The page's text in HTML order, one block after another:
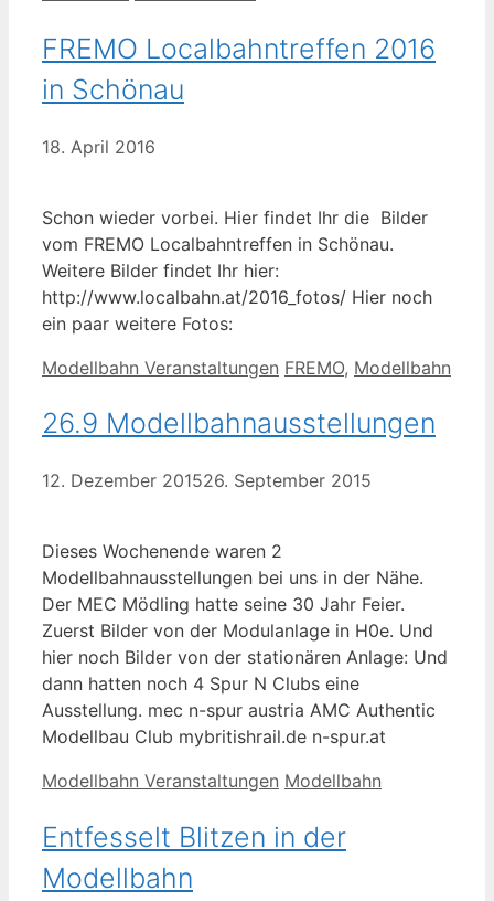
FREMO Localbahntreffen 2016
in Schönau
18. April 2016
Schon wieder vorbei. Hier findet Ihr die Bilder
vom FREMO Localbahntreffen in Schönau.
Weitere Bilder findet Ihr hier:
http://www.localbahn.at/2016_fotos/ Hier noch
ein paar weitere Fotos:
Kategorien
Modellbahn Veranstaltungen Schlagwörter
FREMO, Modellbahn
26.9 Modellbahnausstellungen
12. Dezember 201526. September 2015
Dieses Wochenende waren 2
Modellbahnausstellungen bei uns in der Nähe.
Der MEC Mödling hatte seine 30 Jahr Feier.
Zuerst Bilder von der Modulanlage in H0e. Und
hier noch Bilder von der stationären Anlage: Und
dann hatten noch 4 Spur N Clubs eine
Ausstellung. mec n-spur austria AMC Authentic
Modellbau Club mybritishrail.de n-spur.at
Kategorien
Modellbahn Veranstaltungen Schlagwörter
Modellbahn
Entfesselt Blitzen in der
Modellbahn